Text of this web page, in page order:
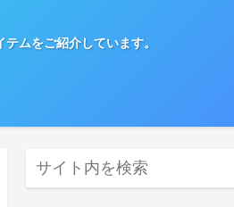
ムをご紹介しています。